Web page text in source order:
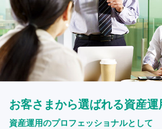
お客さまから選ばれる資産運
資産運用のプロフェッショナルとして